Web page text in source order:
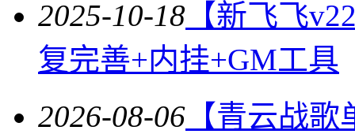
2025-10-18 【新飞飞
复完善+内挂+GM工具
2026-08-06 【青云战